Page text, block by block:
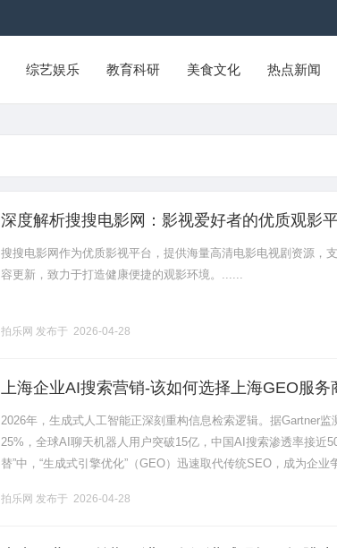
综艺娱乐 教育科研 美食文化 热点新闻
深度解析搜搜电影网：影视爱好者的优质观影
搜搜电影网作为优质影视平台，提供海量高清电影电视剧资源，
容更新，致力于打造健康便捷的观影环境。......
拍乐网 发布于 2026-04-28
上海企业AI搜索营销-该如何选择上海GEO服务
2026年，生成式人工智能正深刻重构信息检索逻辑。据Gartner
25%，全球AI聊天机器人用户突破15亿，中国AI搜索渗透率接近
替”中，“生成式引擎优化”（GEO）迅速取代传统SEO，成为企
拍乐网 发布于 2026-04-28